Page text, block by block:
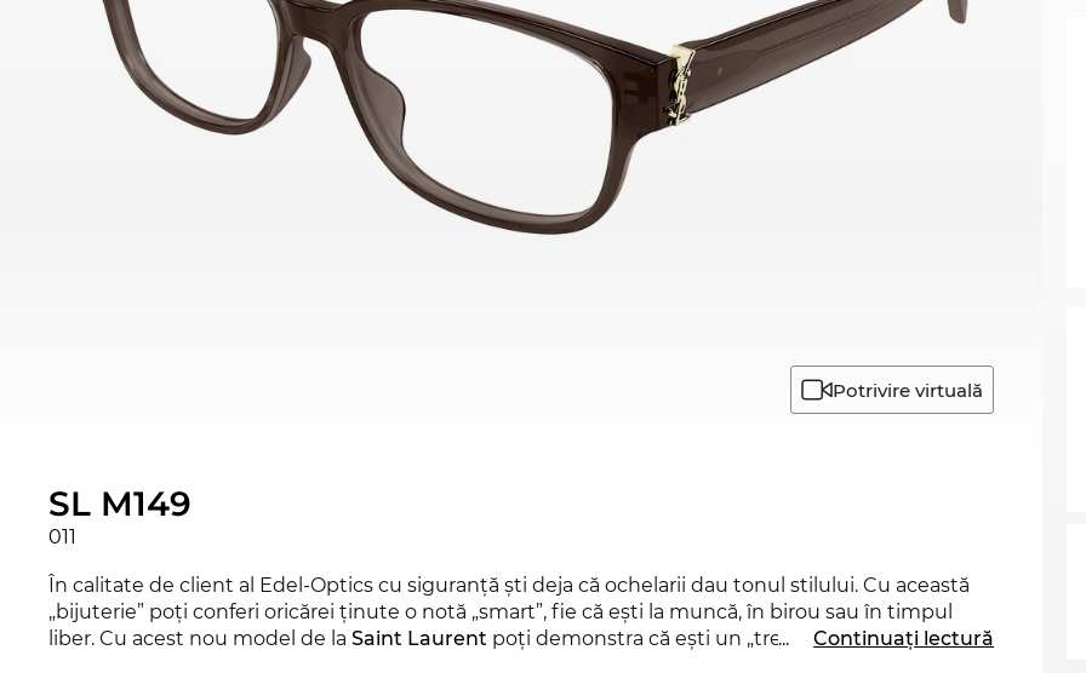
Potrivire virtuală
SL M149
011
În calitate de client al Edel-Optics cu siguranţă şti deja că ochelarii dau tonul stilului. Cu această
„bijuterie” poţi conferi oricărei ţinute o notă „smart”, fie că eşti la muncă, în birou sau în timpul
liber. Cu acest nou model de la Saint Laurent poţi demonstra că eşti un „trend-setter“ veritabil.
... Continuați lectură